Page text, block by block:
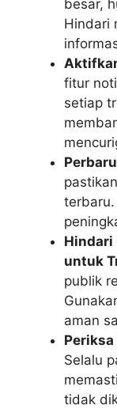
besar,
Hindari
fitur
setiap
terbaru.
Hindari
untuk
publik
aman
Selalu
tidak